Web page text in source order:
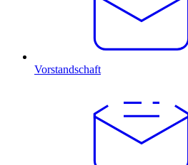
Vorstandschaft